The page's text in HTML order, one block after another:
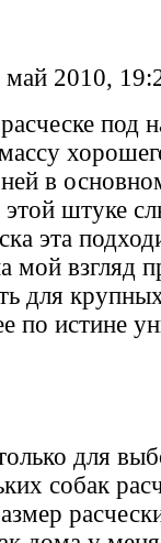
май 2010,
под
в
штуке
эта
мой взгляд
для
по истине
для
собак